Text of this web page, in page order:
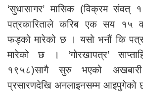
‘सुधासागर’ मासिक (विक्रम संवत्
पत्रकारिताले करिब एक सय १५
फड्को मारेको छ । यसो भनौं कि
मारेको छ । ‘गोरखापत्र’
१९५८)सागै सुरु भएको
प्रसारणदेखि अनलाइनसम्म आइपुगेको